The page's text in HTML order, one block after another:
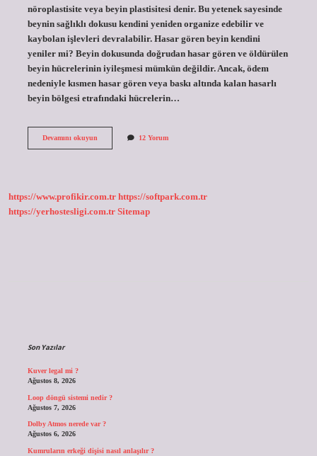
nöroplastisite veya beyin plastisitesi denir. Bu yetenek sayesinde
beynin sağlıklı dokusu kendini yeniden organize edebilir ve
kaybolan işlevleri devralabilir. Hasar gören beyin kendini
yeniler mi? Beyin dokusunda doğrudan hasar gören ve öldürülen
beyin hücrelerinin iyileşmesi mümkün değildir. Ancak, ödem
nedeniyle kısmen hasar gören veya baskı altında kalan hasarlı
beyin bölgesi etrafındaki hücrelerin…
Devamını okuyunBeyincik
12 Yorum
https://www.profikir.com.tr https://softpark.com.tr
https://yerhostesligi.com.tr Sitemap
Son Yazılar
Kuver legal mi ?
Ağustos 8, 2026
Loop döngü sistemi nedir ?
Ağustos 7, 2026
Dolby Atmos nerede var ?
Ağustos 6, 2026
Kumruların erkeği dişisi nasıl anlaşılır ?